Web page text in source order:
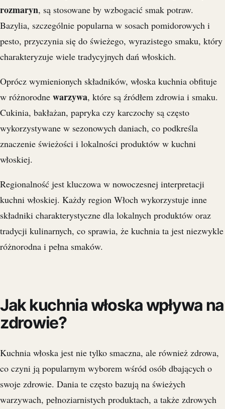
rozmaryn, są stosowane by wzbogacić smak potraw.
Bazylia, szczególnie popularna w sosach pomidorowych i
pesto, przyczynia się do świeżego, wyrazistego smaku, który
charakteryzuje wiele tradycyjnych dań włoskich.
Oprócz wymienionych składników, włoska kuchnia obfituje
w różnorodne warzywa, które są źródłem zdrowia i smaku.
Cukinia, bakłażan, papryka czy karczochy są często
wykorzystywane w sezonowych daniach, co podkreśla
znaczenie świeżości i lokalności produktów w kuchni
włoskiej.
Regionalność jest kluczowa w nowoczesnej interpretacji
kuchni włoskiej. Każdy region Włoch wykorzystuje inne
składniki charakterystyczne dla lokalnych produktów oraz
tradycji kulinarnych, co sprawia, że kuchnia ta jest niezwykle
różnorodna i pełna smaków.
Jak kuchnia włoska wpływa na
zdrowie?
Kuchnia włoska jest nie tylko smaczna, ale również zdrowa,
co czyni ją popularnym wyborem wśród osób dbających o
swoje zdrowie. Dania te często bazują na świeżych
warzywach, pełnoziarnistych produktach, a także zdrowych